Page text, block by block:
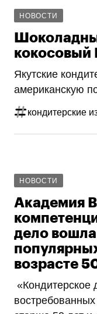
НОВОСТИ
кокосовый
Якутские
американскую
кондитерские
НОВОСТИ
Академия
дело
возрасте